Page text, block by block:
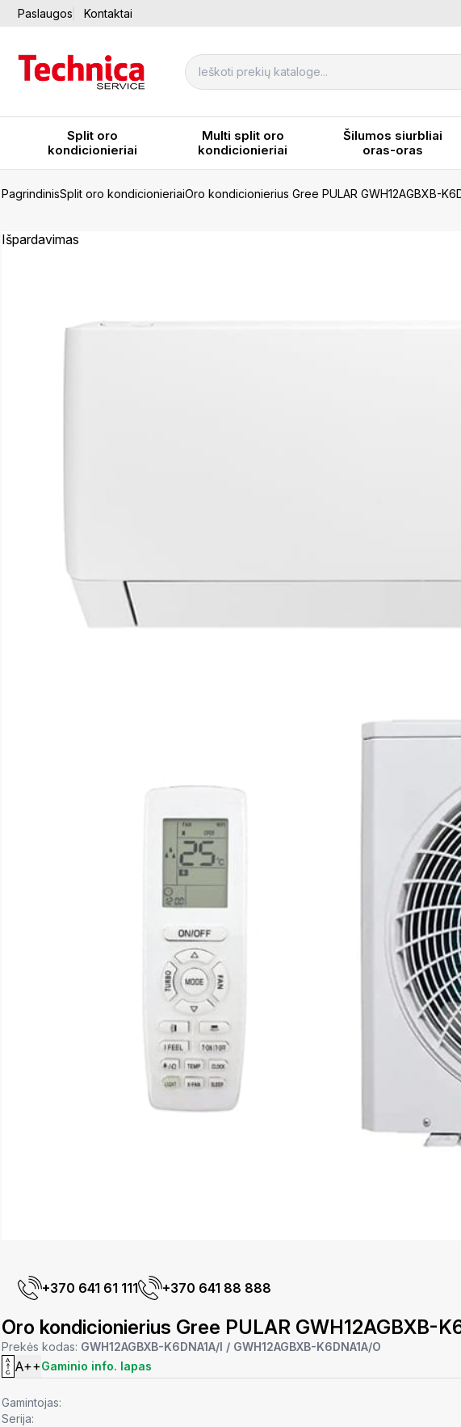
Paslaugos Kontaktai
Split oro
kondicionieriai
Multi split oro
kondicionieriai
Šilumos siurbliai
oras-oras
PagrindinisSplit oro kondicionieriaiOro kondicionierius Gree PULAR GWH12AGBXB-
Išpardavimas
+370 641 61 111 +370 641 88 888
Oro kondicionierius Gree PULAR GWH12AGBXB-
Prekės kodas: GWH12AGBXB-K6DNA1A/I / GWH12AGBXB-K6DNA1A/O
A++Gaminio info. lapas
Gamintojas:
Serija: